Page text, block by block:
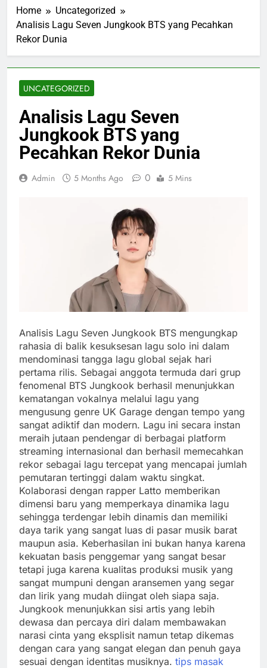
Home
Uncategorized
Analisis Lagu Seven Jungkook BTS yang Pecahkan
Rekor Dunia
UNCATEGORIZED
Analisis Lagu Seven
Jungkook BTS yang
Pecahkan Rekor Dunia
Admin 5 Months Ago 0 5 Mins
Analisis Lagu Seven Jungkook BTS mengungkap
rahasia di balik kesuksesan lagu solo ini dalam
mendominasi tangga lagu global sejak hari
pertama rilis. Sebagai anggota termuda dari grup
fenomenal BTS Jungkook berhasil menunjukkan
kematangan vokalnya melalui lagu yang
mengusung genre UK Garage dengan tempo yang
sangat adiktif dan modern. Lagu ini secara instan
meraih jutaan pendengar di berbagai platform
streaming internasional dan berhasil memecahkan
rekor sebagai lagu tercepat yang mencapai jumlah
pemutaran tertinggi dalam waktu singkat.
Kolaborasi dengan rapper Latto memberikan
dimensi baru yang memperkaya dinamika lagu
sehingga terdengar lebih dinamis dan memiliki
daya tarik yang sangat luas di pasar musik barat
maupun asia. Keberhasilan ini bukan hanya karena
kekuatan basis penggemar yang sangat besar
tetapi juga karena kualitas produksi musik yang
sangat mumpuni dengan aransemen yang segar
dan lirik yang mudah diingat oleh siapa saja.
Jungkook menunjukkan sisi artis yang lebih
dewasa dan percaya diri dalam membawakan
narasi cinta yang eksplisit namun tetap dikemas
dengan cara yang sangat elegan dan penuh gaya
sesuai dengan identitas musiknya. tips masak